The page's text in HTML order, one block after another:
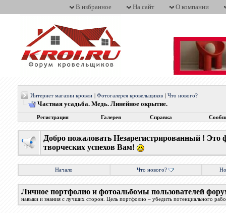
В избранное На сайт О компании
Интернет магазин кровли Фотогалерея кровельщиков Что нового?
Частная усадьба. Медь. Линейное окрытие.
Регистрация Галерея Справка
Добро пожаловать Незарегистрированный !
творческих успехов Вам!
Начало Что нового?
Личное портфолио и фотоальбомы пользователей
навыки и знания с лучших сторон. Цель портфолио – убедить потенциального